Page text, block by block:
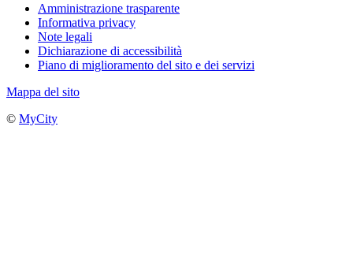
Amministrazione trasparente
Informativa privacy
Note legali
Dichiarazione di accessibilità
Piano di miglioramento del sito e dei servizi
Mappa del sito
© MyCity